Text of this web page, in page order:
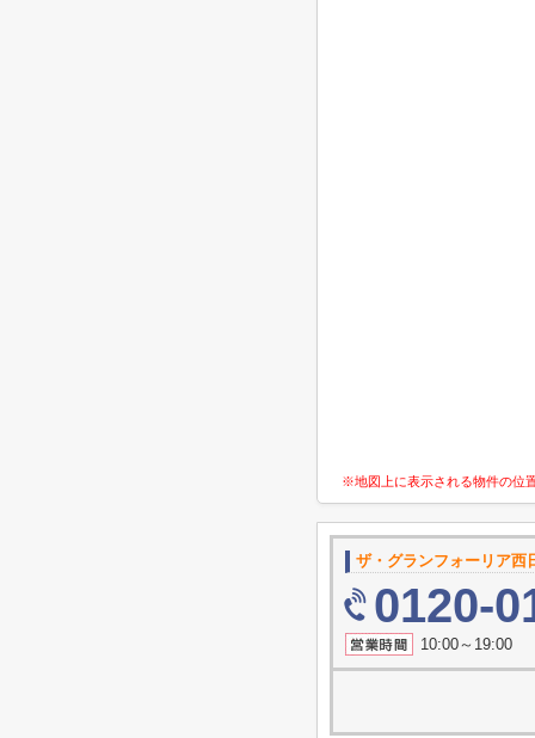
※地図上に表示される物件の位
ザ・グランフォーリア西
0120-
10:00～19:00